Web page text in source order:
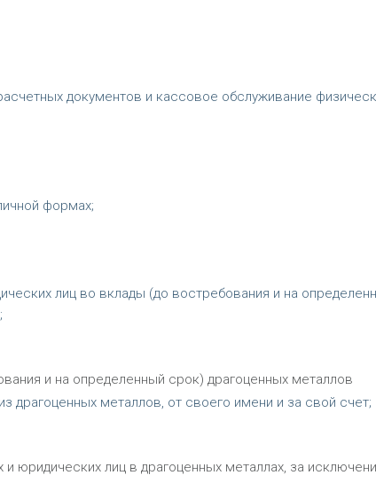
документов и кассовое обслуживание
формах;
лиц во вклады (до востребования и на
и на определенный срок) драгоценных металлов
драгоценных металлов, от своего имени и за свой счет;
юридических лиц в драгоценных металлах, за